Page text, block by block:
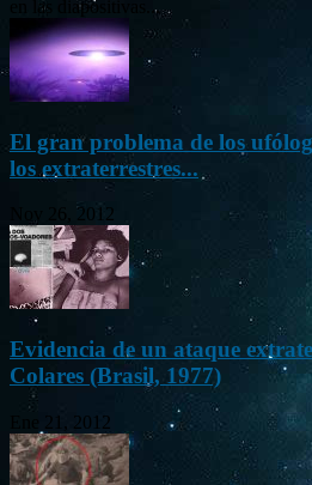
en las diapositivas...
El gran problema de los
los extraterrestres...
Nov 26, 2012
Evidencia de un ataque
Colares (Brasil, 1977)
Ene 21, 2012